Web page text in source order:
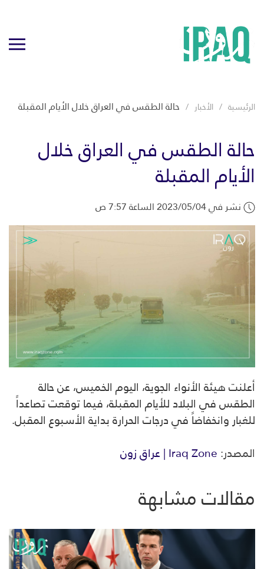
الرئيسية الأخبار حالة الطقس في العراق خلال الأيام المقبلة
حالة الطقس في العراق خلال
الأيام المقبلة
نشر في 2023/05/04 الساعة 7:57 ص
أعلنت هيئة الأنواء الجوية، اليوم الخميس، عن حالة
الطقس في البلاد للأيام المقبلة، فيما توقعت تصاعداً
للغبار وانخفاضاً في درجات الحرارة بداية الأسبوع المقبل.
المصدر:Iraq Zone | عراق زون
مقالات مشابهة